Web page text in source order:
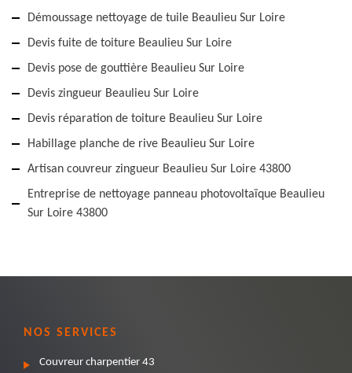
Démoussage nettoyage de tuile Beaulieu Sur Loire
Devis fuite de toiture Beaulieu Sur Loire
Devis pose de gouttière Beaulieu Sur Loire
Devis zingueur Beaulieu Sur Loire
Devis réparation de toiture Beaulieu Sur Loire
Habillage planche de rive Beaulieu Sur Loire
Artisan couvreur zingueur Beaulieu Sur Loire 43800
Entreprise de nettoyage panneau photovoltaïque Beaulieu
Sur Loire 43800
NOS SERVICES
Couvreur charpentier 43